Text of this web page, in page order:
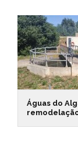
Águas do